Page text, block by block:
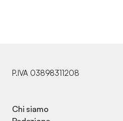
P.IVA 03898311208
Chi siamo